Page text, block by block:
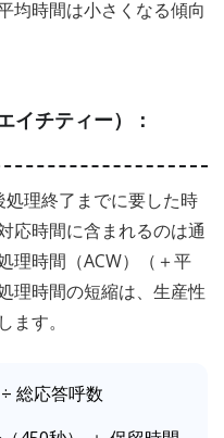
均時間は小さくなる傾向
イチティー）：
理終了までに要した時
応時間に含まれるのは通
理時間（ACW）（＋平
理時間の短縮は、生産性
す。
総応答呼数